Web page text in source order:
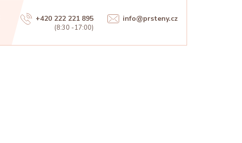
+420 222 221 895
(8:30 -17:00)
info@prsteny.cz